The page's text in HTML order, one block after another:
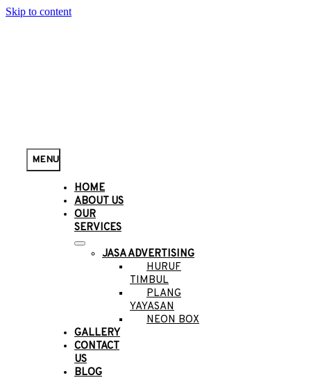
Skip to content
MENU
HOME
ABOUT US
OUR
SERVICES
JASA ADVERTISING
HURUF
TIMBUL
PLANG
YAYASAN
NEON BOX
GALLERY
CONTACT
US
BLOG